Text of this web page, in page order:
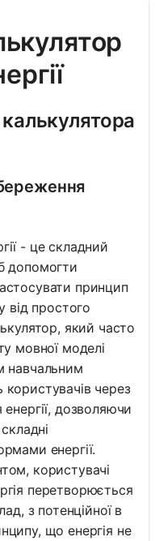
- це складний
допомогти
принцип
від простого
який часто
мовної моделі
навчальним
через
дозволяючи
енергії.
користувачі
перетворюється
з потенційної в
що енергія не